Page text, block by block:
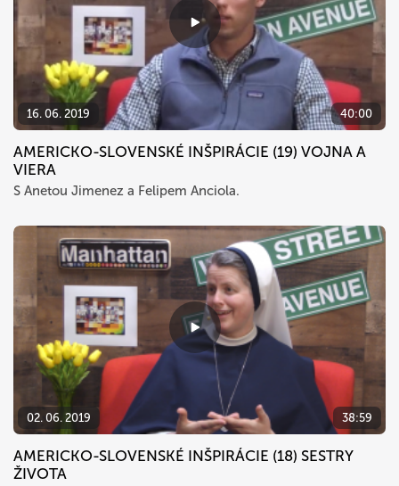
16. 06. 2019 40:00
AMERICKO-SLOVENSKÉ INŠPIRÁCIE (19) VOJNA A
VIERA
S Anetou Jimenez a Felipem Anciola.
02. 06. 2019 38:59
AMERICKO-SLOVENSKÉ INŠPIRÁCIE (18) SESTRY
ŽIVOTA